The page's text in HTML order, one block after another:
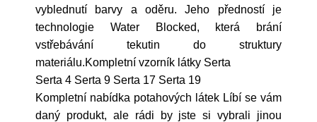
vyblednutí barvy a oděru. Jeho předností je
technologie Water Blocked, která brání
vstřebávání tekutin do struktury
materiálu.Kompletní vzorník látky Serta
Serta 4 Serta 9 Serta 17 Serta 19
Kompletní nabídka potahových látek Líbí se vám
daný produkt, ale rádi by jste si vybrali jinou